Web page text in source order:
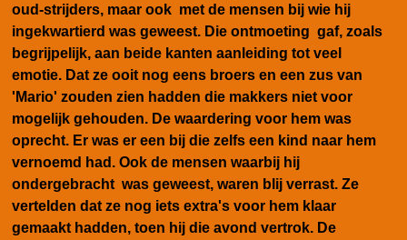
oud-strijders, maar ook met de mensen bij wie hij
ingekwartierd was geweest. Die ontmoeting gaf, zoals
begrijpelijk, aan beide kanten aanleiding tot veel
emotie. Dat ze ooit nog eens broers en een zus van
'Mario' zouden zien hadden die makkers niet voor
mogelijk gehouden. De waardering voor hem was
oprecht. Er was er een bij die zelfs een kind naar hem
vernoemd had. Ook de mensen waarbij hij
ondergebracht was geweest, waren blij verrast. Ze
vertelden dat ze nog iets extra's voor hem klaar
gemaakt hadden, toen hij die avond vertrok. De